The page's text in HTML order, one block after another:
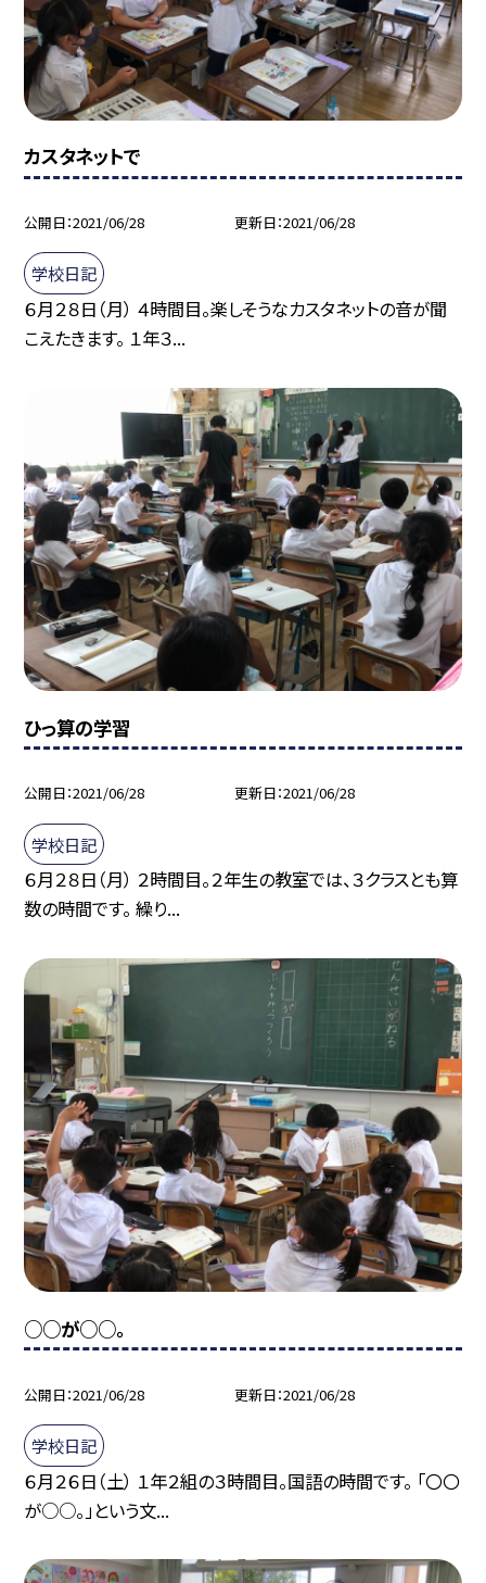
カスタネットで
公開日 2021/06/28 更新日 2021/06/28
学校日記
６月２８日（月） ４時間目。楽しそうなカスタネットの音が聞
こえたきます。 １年３...
ひっ算の学習
公開日 2021/06/28 更新日 2021/06/28
学校日記
６月２８日（月） ２時間目。２年生の教室では、３クラスとも算
数の時間です。 繰り...
○○が○○。
公開日 2021/06/28 更新日 2021/06/28
学校日記
６月２６日（土） １年２組の３時間目。国語の時間です。 「〇〇
が○○。」という文...